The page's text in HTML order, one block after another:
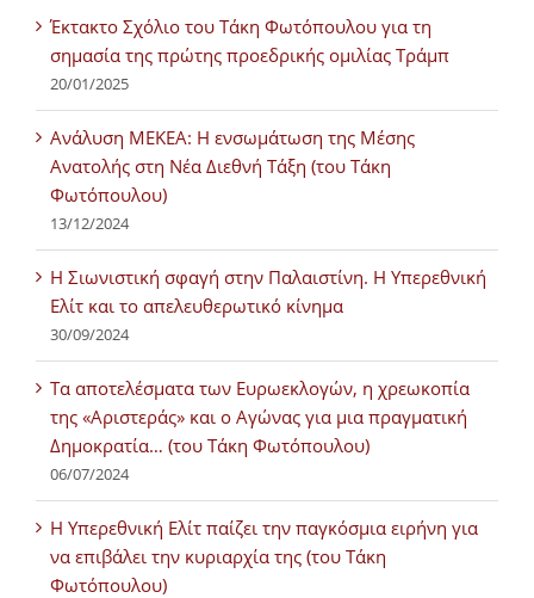
Έκτακτο Σχόλιο του Τάκη Φωτόπουλου για τη
σημασία της πρώτης προεδρικής ομιλίας Τράμπ
20/01/2025
Ανάλυση ΜΕΚΕΑ: Η ενσωμάτωση της Μέσης
Ανατολής στη Νέα Διεθνή Τάξη (του Τάκη
Φωτόπουλου)
13/12/2024
Η Σιωνιστική σφαγή στην Παλαιστίνη. Η Υπερεθνική
Ελίτ και το απελευθερωτικό κίνημα
30/09/2024
Τα αποτελέσματα των Ευρωεκλογών, η χρεωκοπία
της «Αριστεράς» και ο Αγώνας για μια πραγματική
Δημοκρατία… (του Τάκη Φωτόπουλου)
06/07/2024
H Υπερεθνική Ελίτ παίζει την παγκόσμια ειρήνη για
να επιβάλει την κυριαρχία της (του Τάκη
Φωτόπουλου)